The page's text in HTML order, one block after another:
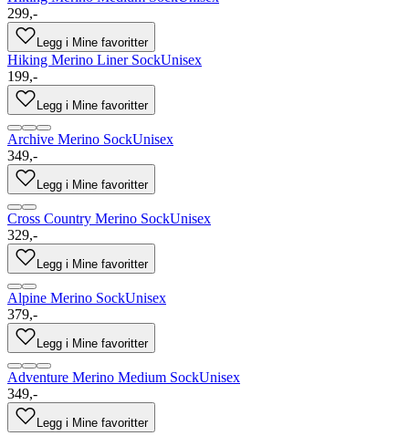
299,-
Legg i Mine favoritter
Hiking Merino Liner SockUnisex
199,-
Legg i Mine favoritter
Archive Merino SockUnisex
349,-
Legg i Mine favoritter
Cross Country Merino SockUnisex
329,-
Legg i Mine favoritter
Alpine Merino SockUnisex
379,-
Legg i Mine favoritter
Adventure Merino Medium SockUnisex
349,-
Legg i Mine favoritter